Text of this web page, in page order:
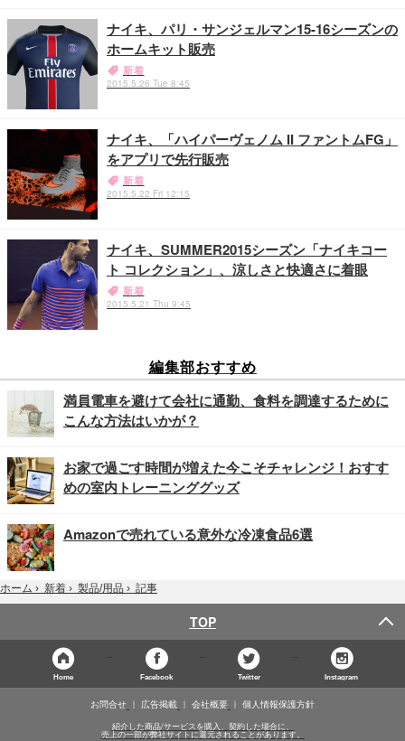
ナイキ、パリ・サンジェルマン15-16シーズンの
ホームキット販売
新着
2015.5.26 Tue 8:45
ナイキ、「ハイパーヴェノム II ファントムFG」
をアプリで先行販売
新着
2015.5.22 Fri 12:15
ナイキ、SUMMER2015シーズン「ナイキコー
ト コレクション」、涼しさと快適さに着眼
新着
2015.5.21 Thu 9:45
編集部おすすめ
満員電車を避けて会社に通勤、食料を調達するために
こんな方法はいかが？
お家で過ごす時間が増えた今こそチャレンジ！おすす
めの室内トレーニンググッズ
Amazonで売れている意外な冷凍食品6選
ホーム › 新着 › 製品/用品 › 記事
TOP
Home Facebook Twitter Instagram
お問合せ 広告掲載 会社概要 個人情報保護方針
紹介した商品/サービスを購入、契約した場合に、
売上の一部が弊社サイトに還元されることがあります。